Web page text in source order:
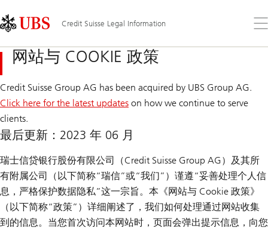
Links
Area
Credit Suisse Legal Information
打
功
网站与 COOKIE 政策
Credit Suisse Group AG has been acquired by UBS Group AG.
Click here for the latest updates on how we continue to serve
clients.
最后更新：2023 年 06 月
瑞士信贷银行股份有限公司（Credit Suisse Group AG）及其所
有附属公司（以下简称“瑞信”或“我们”）谨遵“妥善处理个人信
息，严格保护数据隐私”这一宗旨。本《网站与 Cookie 政策》
（以下简称“政策”）详细阐述了，我们如何处理通过网站收集
到的信息。当您首次访问本网站时，页面会弹出提示信息，向您